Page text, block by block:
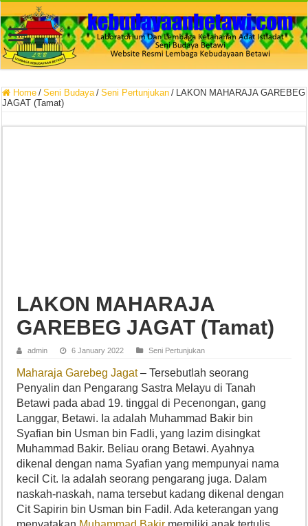
Home / Seni Budaya / Seni Pertunjukan /
LAKON MAHARAJA GAREBEG
JAGAT (Tamat)
LAKON MAHARAJA
GAREBEG JAGAT (Tamat)
admin 6 January 2022 Seni Pertunjukan
Maharaja Garebeg Jagat– Tersebutlah seorang
Penyalin dan Pengarang Sastra Melayu di Tanah
Betawi pada abad 19. tinggal di Pecenongan, gang
Langgar, Betawi. Ia adalah Muhammad Bakir bin
Syafian bin Usman bin Fadli, yang lazim disingkat
Muhammad Bakir. Beliau orang Betawi. Ayahnya
dikenal dengan nama Syafian yang mempunyai nama
kecil Cit. Ia adalah seorang pengarang juga. Dalam
naskah-naskah, nama tersebut kadang dikenal dengan
Cit Sapirin bin Usman bin Fadil. Ada keterangan yang